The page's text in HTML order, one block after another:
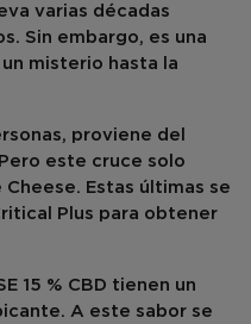
varias décadas
Sin embargo, es una
misterio hasta la
proviene del
Pero este cruce solo
Estas últimas se
Plus para obtener
15 % CBD tienen un
. A este sabor se